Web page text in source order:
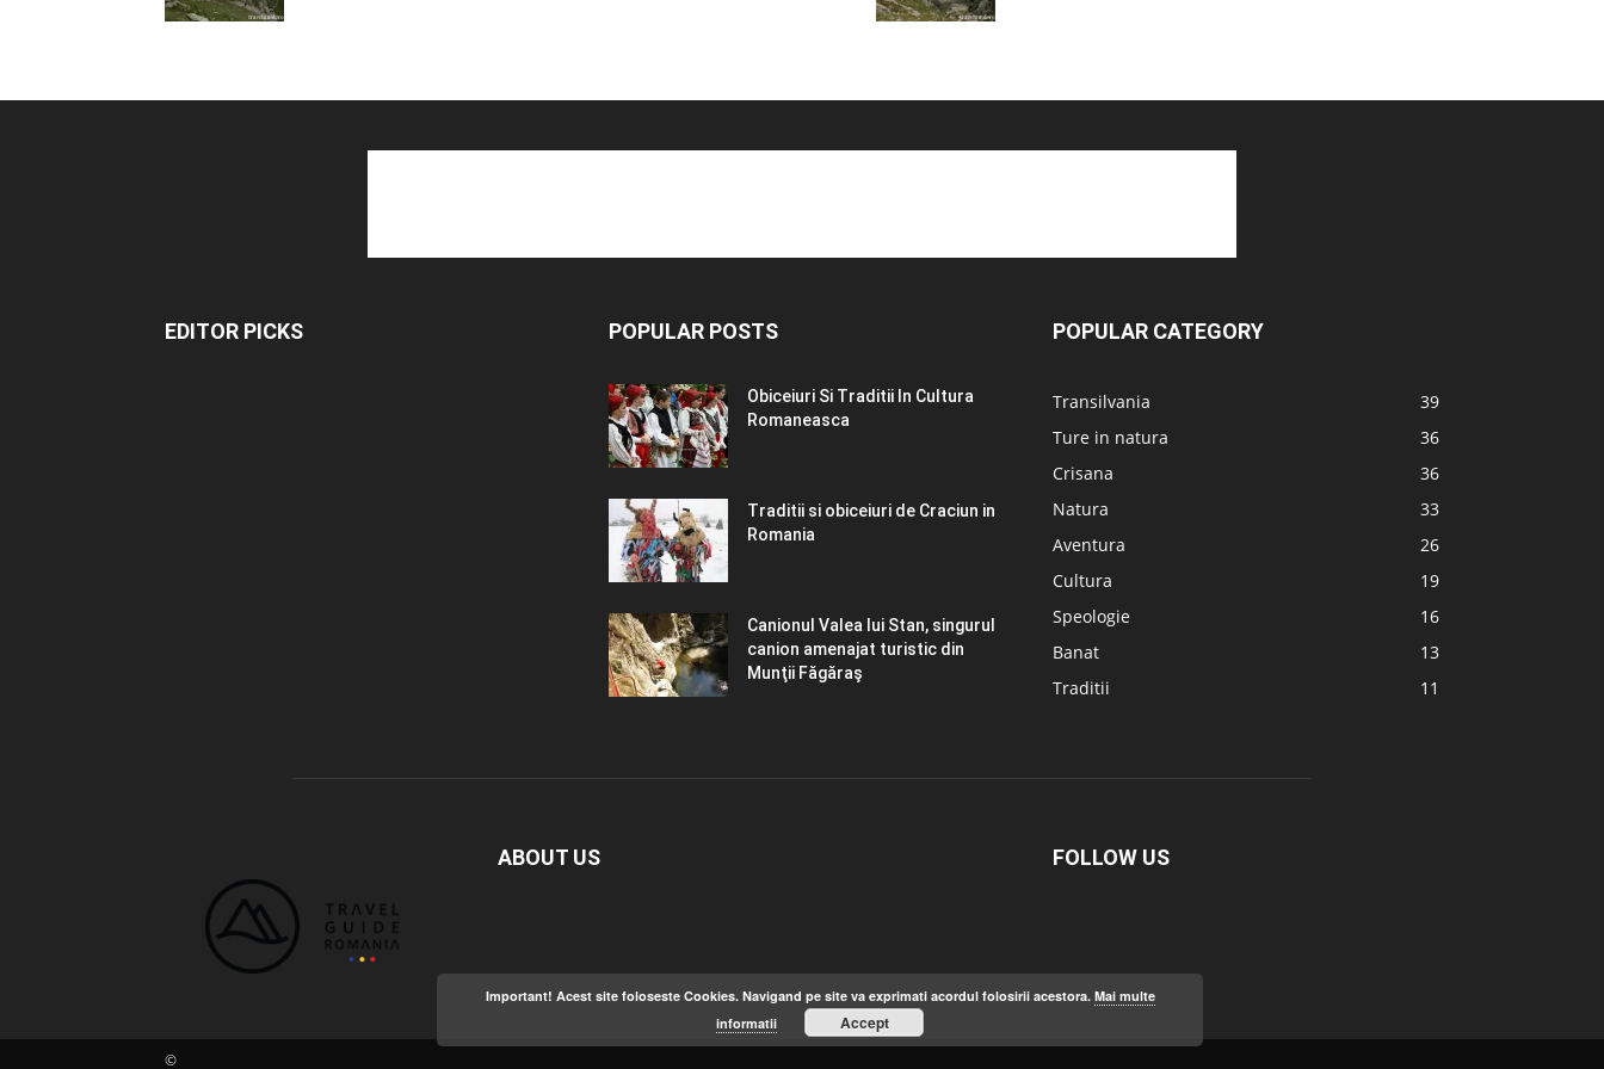
EDITOR PICKS POPULAR POSTS
Obiceiuri Si Traditii In Cultura
Romaneasca
Traditii si obiceiuri de Craciun in
Romania
Canionul Valea lui Stan, singurul
canion amenajat turistic din
Munţii Făgăraş
POPULAR CATEGORY
Transilvania
39
Ture in natura
36
Crisana
36
Natura
33
Aventura
26
Cultura
19
Speologie
16
Banat
13
Traditii
11
ABOUT US FOLLOW US
©
Important! Acest site foloseste Cookies. Navigand pe site va exprimati acordul folosirii acestora. Mai multe
informatii
Accept